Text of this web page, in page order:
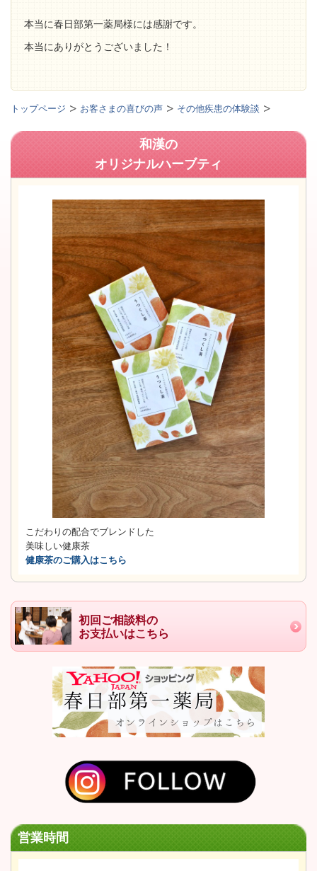
本当に春日部第一薬局様には感謝です。
本当にありがとうございました！
トップページ お客さまの喜びの声 その他疾患の体験談
和漢の
オリジナルハーブティ
こだわりの配合でブレンドした
美味しい健康茶
健康茶のご購入はこちら
初回ご相談料の
お支払いはこちら
営業時間